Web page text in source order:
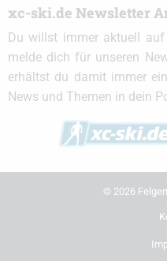
xc-ski.de Newsletter
Du willst immer aktuell
melde dich für unseren
erhältst du damit immer
News und Themen in dein
© 2026